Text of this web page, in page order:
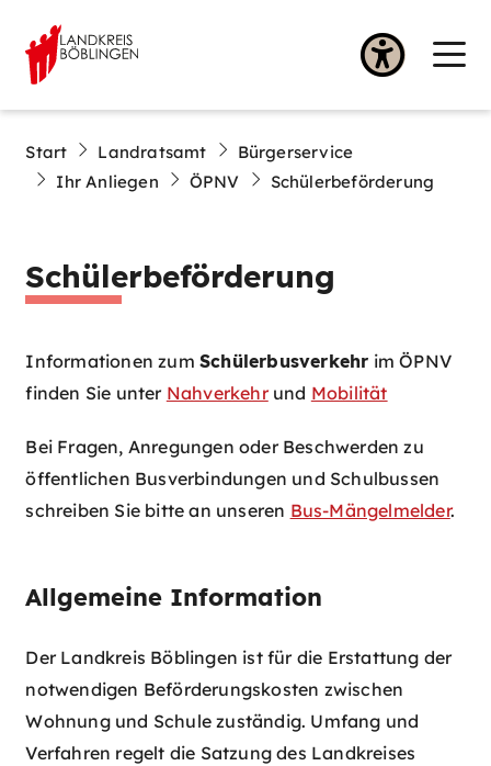
Start Landratsamt
Bürgerservice
Ihr Anliegen
ÖPNV Schülerbeförderung
Schülerbeförderung
Informationen zum Schülerbusverkehr im ÖPNV
finden Sie unter Nahverkehrund Mobilität
Bei Fragen, Anregungen oder Beschwerden zu
öffentlichen Busverbindungen und Schulbussen
schreiben Sie bitte an unseren Bus-Mängelmelder.
Allgemeine Information
Der Landkreis Böblingen ist für die Erstattung der
notwendigen Beförderungskosten zwischen
Wohnung und Schule zuständig. Umfang und
Verfahren regelt die Satzung des Landkreises